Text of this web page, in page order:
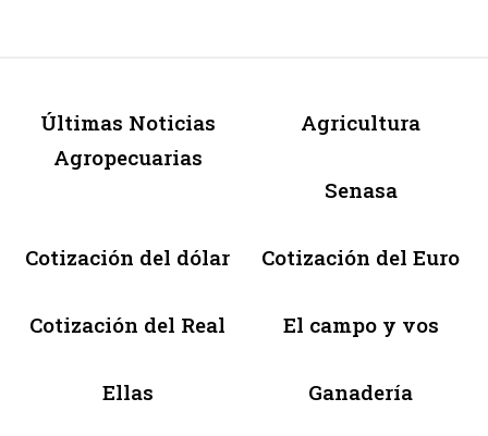
Últimas Noticias
Agropecuarias
Agricultura
Senasa
Cotización del dólar Cotización del Euro
Cotización del Real El campo y vos
Ellas Ganadería